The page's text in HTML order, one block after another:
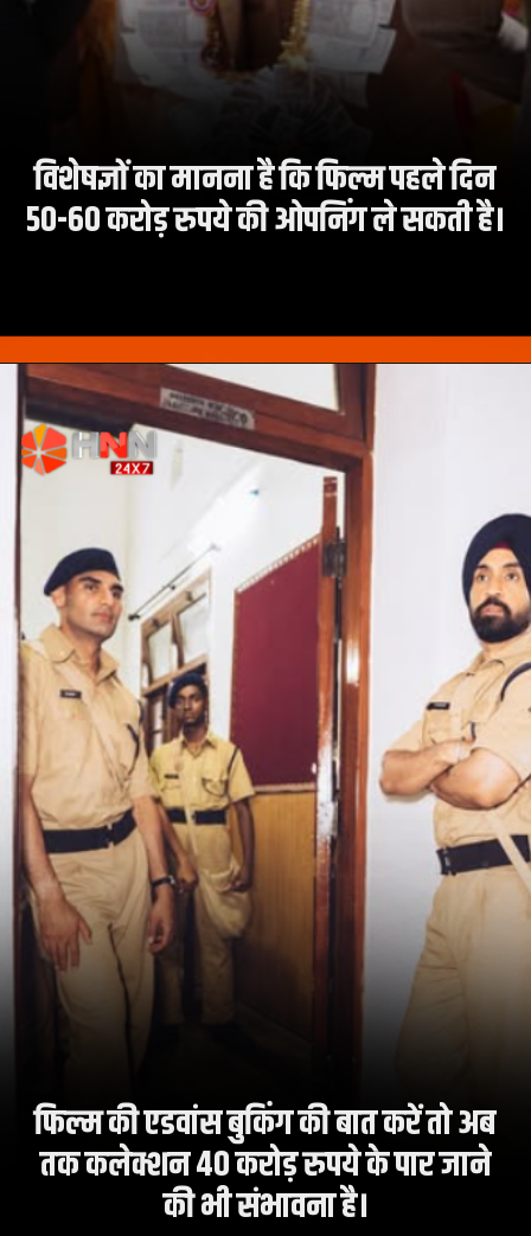
विशेषज्ञों का मानना है कि फिल्म पहले दिन
फिल्म की एडवांस बुकिंग की बात करें तो अब
तक कलेक्शन 40 करोड़ रुपये के पार जाने
की भी संभावना है।